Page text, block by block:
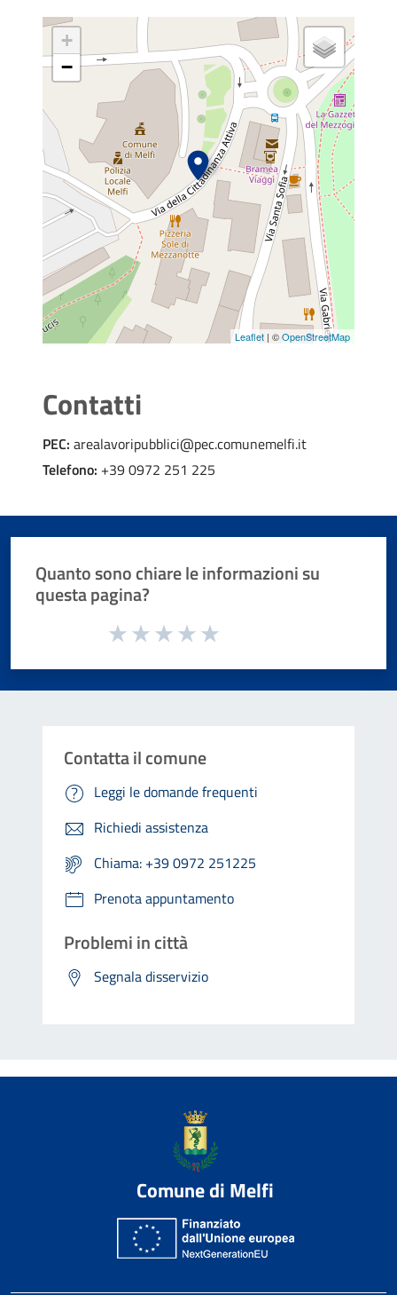
+
−
Leaflet | ©OpenStreetMap
Contatti
PEC: arealavoripubblici@pec.comunemelfi.it
Telefono: +39 0972 251 225
Quanto sono chiare le informazioni su
questa pagina?
Valuta da 1 a 5 stelle la pagina
Contatta il comune
Leggi le domande frequenti
Richiedi assistenza
Chiama: +39 0972 251225
Prenota appuntamento
Problemi in città
Segnala disservizio
Comune di Melfi